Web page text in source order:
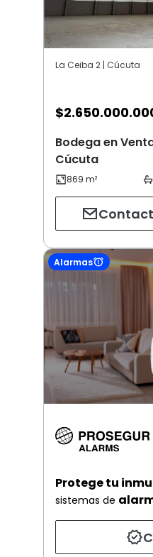
La Ceiba 2 | Cúcuta
$
Bodega en
Cúcuta
Alarmas
Protege tu
sistemas de